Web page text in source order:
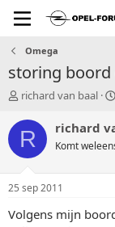
Omega
storing
T
p
a
r
richard van baal
R richard
Komt
25 sep 2011
Volgens mijn